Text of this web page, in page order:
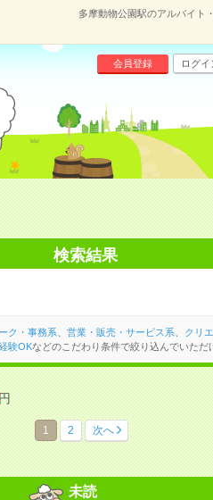
多摩動物公園駅のアルバイト
会員登録 ログイ
検索結果
ク・事務系 営業・販売・サービス系 クリ
験OKなどのこだわり条件で絞り込んでいただ
1 2 次へ
未読